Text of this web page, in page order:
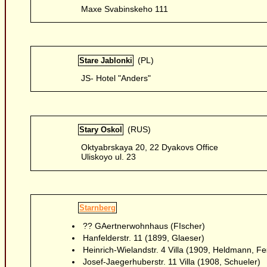
Maxe Svabinskeho 111
Stare Jablonki(PL)
JS- Hotel "Anders"
Stary Oskol(RUS)
Oktyabrskaya 20, 22 Dyakovs Office
Uliskoyo ul. 23
Starnberg
?? GAertnerwohnhaus (FIscher)
Hanfelderstr. 11 (1899, Glaeser)
Heinrich-Wielandstr. 4 Villa (1909, Heldmann,
Josef-Jaegerhuberstr. 11 Villa (1908, Schueler)